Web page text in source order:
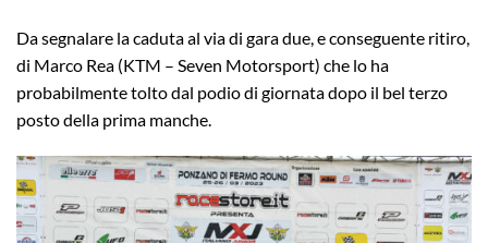
Da segnalare la caduta al via di gara due, e conseguente ritiro,
di Marco Rea (KTM – Seven Motorsport) che lo ha
probabilmente tolto dal podio di giornata dopo il bel terzo
posto della prima manche.